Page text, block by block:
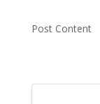
Post Content